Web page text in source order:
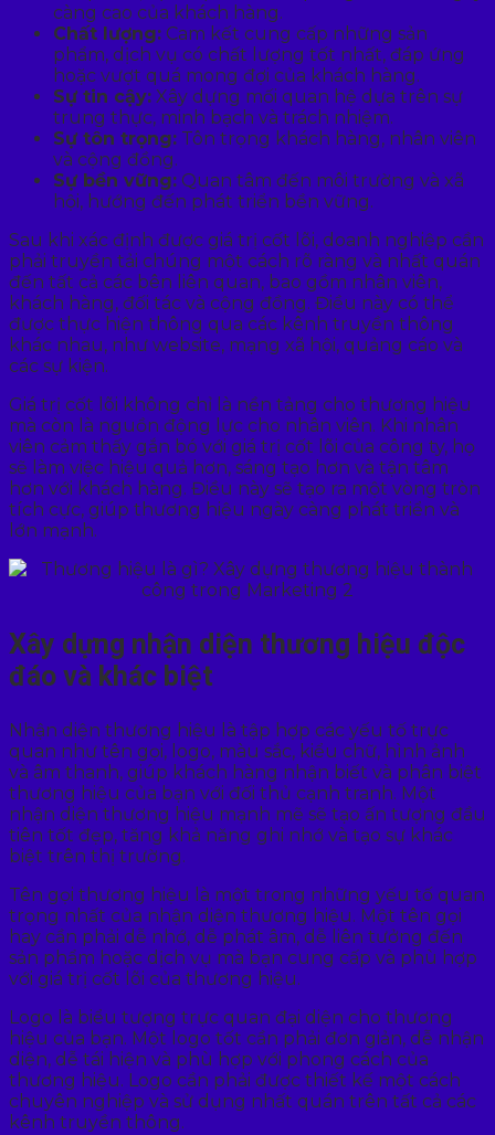
càng cao của khách hàng.
Chất lượng: Cam kết cung cấp những sản
phẩm, dịch vụ có chất lượng tốt nhất, đáp ứng
hoặc vượt quá mong đợi của khách hàng.
Sự tin cậy: Xây dựng mối quan hệ dựa trên sự
trung thực, minh bạch và trách nhiệm.
Sự tôn trọng: Tôn trọng khách hàng, nhân viên
và cộng đồng.
Sự bền vững: Quan tâm đến môi trường và xã
hội, hướng đến phát triển bền vững.
Sau khi xác định được giá trị cốt lõi, doanh nghiệp cần
phải truyền tải chúng một cách rõ ràng và nhất quán
đến tất cả các bên liên quan, bao gồm nhân viên,
khách hàng, đối tác và cộng đồng. Điều này có thể
được thực hiện thông qua các kênh truyền thông
khác nhau, như website, mạng xã hội, quảng cáo và
các sự kiện.
Giá trị cốt lõi không chỉ là nền tảng cho thương hiệu
mà còn là nguồn động lực cho nhân viên. Khi nhân
viên cảm thấy gắn bó với giá trị cốt lõi của công ty, họ
sẽ làm việc hiệu quả hơn, sáng tạo hơn và tận tâm
hơn với khách hàng. Điều này sẽ tạo ra một vòng tròn
tích cực, giúp thương hiệu ngày càng phát triển và
lớn mạnh.
Xây dựng nhận diện thương hiệu độc
đáo và khác biệt
Nhận diện thương hiệu là tập hợp các yếu tố trực
quan như tên gọi, logo, màu sắc, kiểu chữ, hình ảnh
và âm thanh, giúp khách hàng nhận biết và phân biệt
thương hiệu của bạn với đối thủ cạnh tranh. Một
nhận diện thương hiệu mạnh mẽ sẽ tạo ấn tượng đầu
tiên tốt đẹp, tăng khả năng ghi nhớ và tạo sự khác
biệt trên thị trường.
Tên gọi thương hiệu là một trong những yếu tố quan
trọng nhất của nhận diện thương hiệu. Một tên gọi
hay cần phải dễ nhớ, dễ phát âm, dễ liên tưởng đến
sản phẩm hoặc dịch vụ mà bạn cung cấp và phù hợp
với giá trị cốt lõi của thương hiệu.
Logo là biểu tượng trực quan đại diện cho thương
hiệu của bạn. Một logo tốt cần phải đơn giản, dễ nhận
diện, dễ tái hiện và phù hợp với phong cách của
thương hiệu. Logo cần phải được thiết kế một cách
chuyên nghiệp và sử dụng nhất quán trên tất cả các
kênh truyền thông.